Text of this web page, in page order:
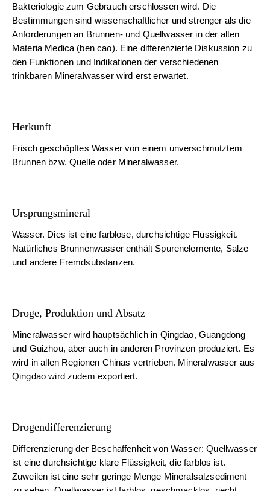
Bakteriologie zum Gebrauch erschlossen wird. Die
Bestimmungen sind wissenschaftlicher und strenger als die
Anforderungen an Brunnen- und Quellwasser in der alten
Materia Medica (ben cao). Eine differenzierte Diskussion zu
den Funktionen und Indikationen der verschiedenen
trinkbaren Mineralwasser wird erst erwartet.
Herkunft
Frisch geschöpftes Wasser von einem unverschmutztem
Brunnen bzw. Quelle oder Mineralwasser.
Ursprungsmineral
Wasser. Dies ist eine farblose, durchsichtige Flüssigkeit.
Natürliches Brunnenwasser enthält Spurenelemente, Salze
und andere Fremdsubstanzen.
Droge, Produktion und Absatz
Mineralwasser wird hauptsächlich in Qingdao, Guangdong
und Guizhou, aber auch in anderen Provinzen produziert. Es
wird in allen Regionen Chinas vertrieben. Mineralwasser aus
Qingdao wird zudem exportiert.
Drogendifferenzierung
Differenzierung der Beschaffenheit von Wasser: Quellwasser
ist eine durchsichtige klare Flüssigkeit, die farblos ist.
Zuweilen ist eine sehr geringe Menge Mineralsalzsediment